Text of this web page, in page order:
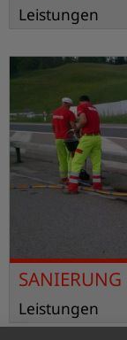
Leistungen
SANIERUNG
Leistungen